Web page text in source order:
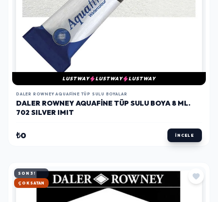
LUSTWAY LUSTWAY LUSTWAY
DALER ROWNEY AQUAFINE TÜP SULU BOYALAR
DALER ROWNEY AQUAFINE TÜP SULU BOYA 8 ML.
702 SILVER IMIT
₺0 İNCELE
SON 3!
HIZLI KARGO